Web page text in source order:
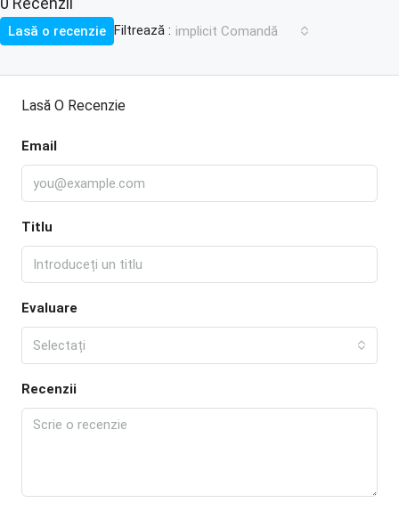
Filtrează : implicit Comandă
Lasă o recenzie
Lasă O Recenzie
Email
Titlu
Evaluare
Selectați
Recenzii